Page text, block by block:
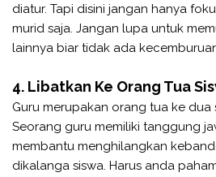
diatur. Tapi disini jangan hanya
murid saja. Jangan lupa untuk
lainnya biar tidak ada
4. Libatkan Ke Orang Tua
Guru merupakan orang tua ke dua
Seorang guru memiliki tanggung
membantu menghilangkan
dikalanga siswa. Harus anda